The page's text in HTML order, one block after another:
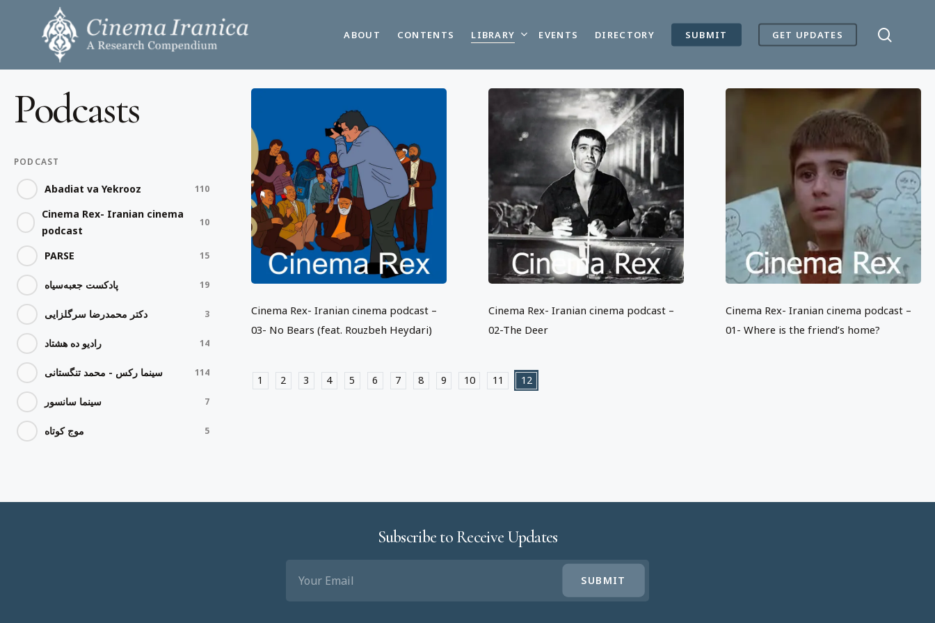
content
Hit enter to search or ESC to close
ABOUT CONTENTS LIBRARY EVENTS DIRECTORY SUBMIT GET UPDATES
Podcasts
PODCAST
Abadiat va Yekrooz 110
Cinema Rex- Iranian cinema
podcast
10
PARSE 15
پادکست جعبه‌سیاه 19
دکتر محمدرضا سرگلزایی 3
رادیو ده هشتاد 14
سینما رکس - محمد تنگستانی 114
سینما سانسور 7
موج کوتاه 5
Cinema Rex- Iranian cinema podcast –
03- No Bears (feat. Rouzbeh Heydari)
Cinema Rex- Iranian cinema podcast –
02-The Deer
Cinema Rex- Iranian cinema podcast –
01- Where is the friend’s home?
1 2 3 4 5 6 7 8 9 10 11 12
Subscribe to Receive Updates
(REQUIRED)